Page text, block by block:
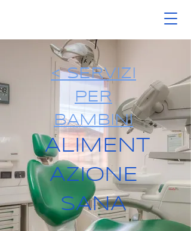
< SERVIZI
PER
BAMBINI
ALIMENT
AZIONE
SANA